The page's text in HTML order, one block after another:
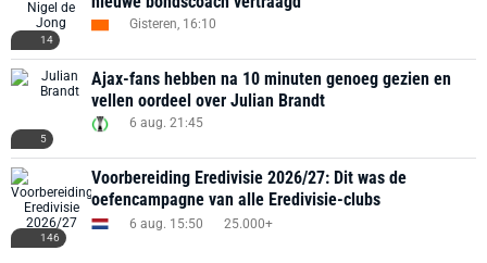
14
Gisteren, 16:10
5
Ajax-fans hebben na 10 minuten genoeg gezien en
vellen oordeel over Julian Brandt
6 aug. 21:45
146
Voorbereiding Eredivisie 2026/27: Dit was de
oefencampagne van alle Eredivisie-clubs
6 aug. 15:50 25.000+